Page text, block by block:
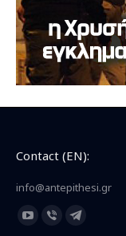
Contact (EN):
info@antepithesi.gr
Find us on:
YouTubeViberTelegram